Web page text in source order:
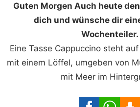
Guten Morgen Auch heute
dich und wünsche dir
Wochenteiler.
Eine Tasse Cappuccino steht
mit einem Löffel, umgeben von
mit Meer im